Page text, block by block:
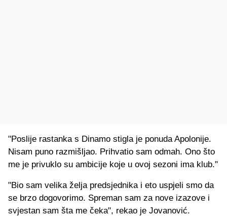
"Poslije rastanka s Dinamo stigla je ponuda Apolonije.
Nisam puno razmišljao. Prihvatio sam odmah. Ono što
me je privuklo su ambicije koje u ovoj sezoni ima klub."
"Bio sam velika želja predsjednika i eto uspjeli smo da
se brzo dogovorimo. Spreman sam za nove izazove i
svjestan sam šta me čeka", rekao je Jovanović.